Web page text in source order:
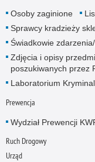
Osoby zaginione
Sprawcy kradzieży
Świadkowie
Zdjęcia i opisy
poszukiwanych przez
Laboratorium
Prewencja
Wydział Prewencji
Ruch Drogowy
Urząd